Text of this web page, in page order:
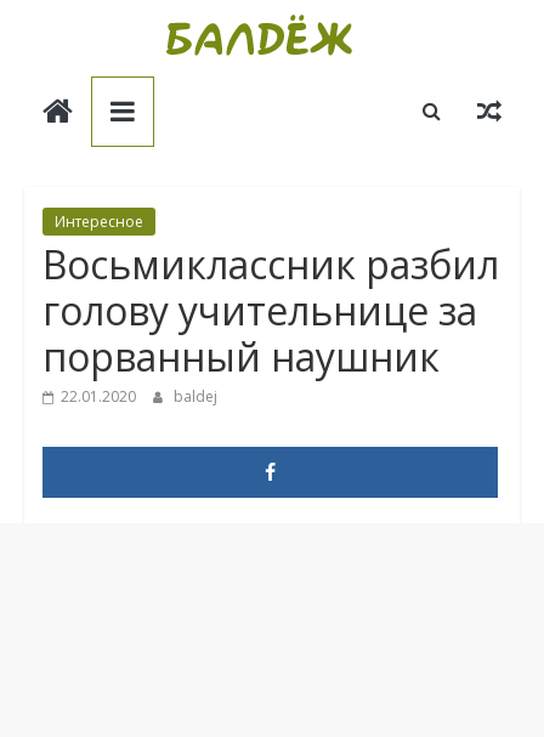
Балдёж
Интересное
Восьмиклассник разбил
голову учительнице за
порванный наушник
22.01.2020 baldej